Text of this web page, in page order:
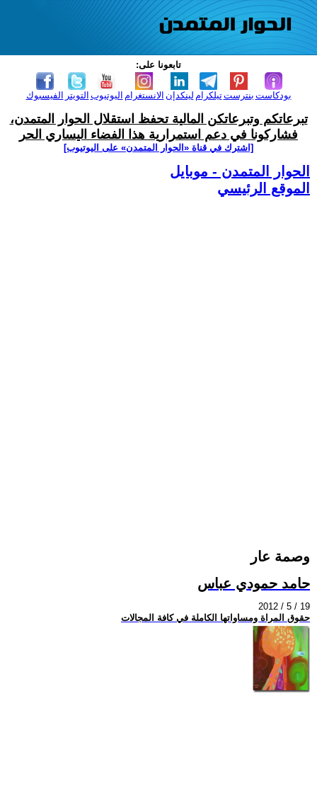
تابعونا على:
الفيسبوك التويتر اليوتيوب الانستغرام لينكدإن تيلكرامبنترست بودكاست
تبرعاتكم وتبرعاتكن المالية تحفظ استقلال الحوار المتمدن،
فشاركونا في دعم استمرارية هذا الفضاء اليساري الحر
[اشترك في قناة ‫«الحوار المتمدن» على اليوتيوب]
الحوار المتمدن - موبايل
الموقع الرئيسي
وصمة عار
حامد حمودي عباس
2012 / 5 / 19
حقوق المراة ومساواتها الكاملة في كافة المجالات